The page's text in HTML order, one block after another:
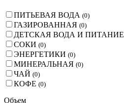
ПИТЬЕВАЯ ВОДА (0)
ГАЗИРОВАННАЯ (0)
ДЕТСКАЯ ВОДА И ПИТАНИЕ
СОКИ (0)
ЭНЕРГЕТИКИ (0)
МИНЕРАЛЬНАЯ (0)
ЧАЙ (0)
КОФЕ (0)
Объем